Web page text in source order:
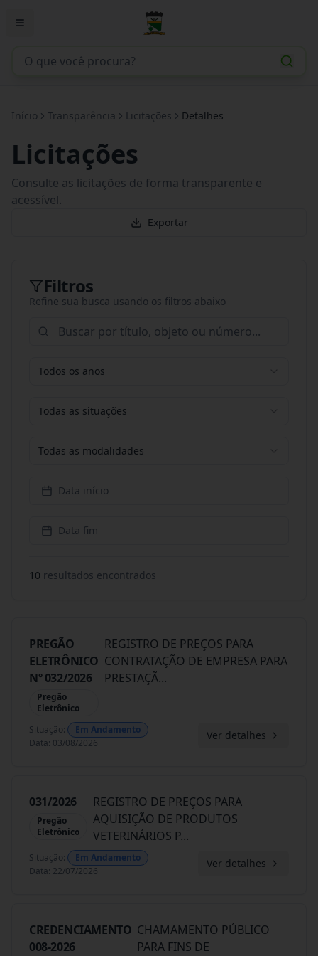
Início Transparência Licitações Detalhes
Licitações
Consulte as licitações de forma transparente e
acessível.
Exportar
Filtros
Refine sua busca usando os filtros abaixo
Todos os anos
Todas as situações
Todas as modalidades
Data início
Data fim
10 resultados encontrados
PREGÃO
ELETRÔNICO
Nº 032/2026
Pregão
Eletrônico
REGISTRO DE PREÇOS PARA
CONTRATAÇÃO DE EMPRESA PARA
PRESTAÇÃ...
Situação:
Em Andamento
Data: 03/08/2026
Ver detalhes
031/2026
Pregão
Eletrônico
REGISTRO DE PREÇOS PARA
AQUISIÇÃO DE PRODUTOS
VETERINÁRIOS P...
Situação:
Em Andamento
Data: 22/07/2026
Ver detalhes
CREDENCIAMENTO
008-2026
CHAMAMENTO PÚBLICO
PARA FINS DE